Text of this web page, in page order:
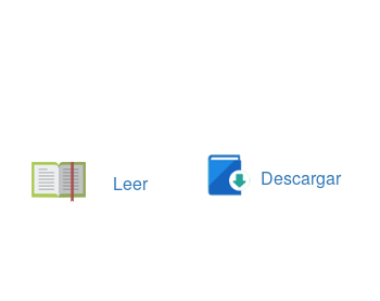
Leer Descargar